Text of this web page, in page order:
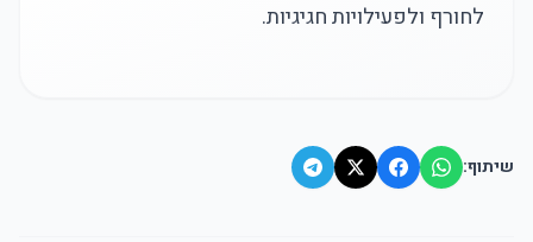
לחורף ולפעילויות חגיגיות.
שיתוף: